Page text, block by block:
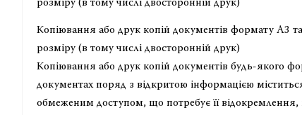
розміру (в тому числі двосторонній друк)
Копіювання або друк копій документів формату А3
розміру (в тому числі двосторонній друк)
Копіювання або друк копій документів будь-якого
документах поряд з відкритою інформацією
обмеженим доступом, що потребує її відокремлення,